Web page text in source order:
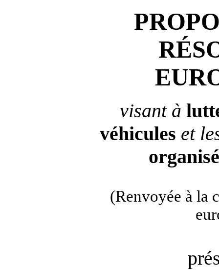
visant à
véhicules et
(Renvoyée à la